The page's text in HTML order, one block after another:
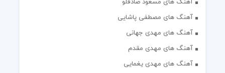
آهنگ های مصطفی پاشایی
آهنگ های مهدی جهانی
آهنگ های مهدی مقدم
آهنگ های مهدی یغمایی